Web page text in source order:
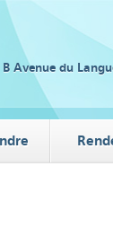
Avenue du